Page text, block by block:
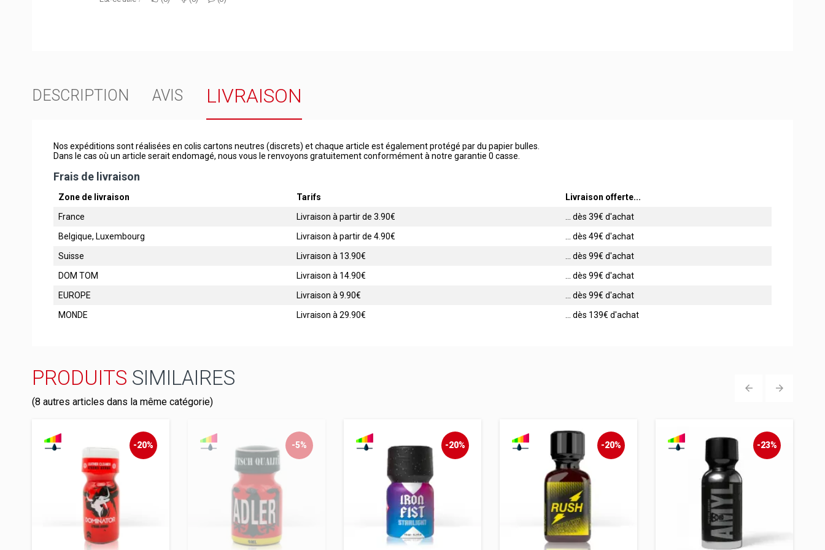
DESCRIPTION AVIS LIVRAISON
Nos expéditions sont réalisées en colis cartons neutres (discrets) et chaque article est également protégé par du papier bulles.
Dans le cas où un article serait endomagé, nous vous le renvoyons gratuitement conformément à notre garantie 0 casse.
Frais de livraison
Zone de livraison Tarifs
Livraison offerte...
France
Livraison à partir de 3.90€
... dès 39€ d'achat
Belgique, Luxembourg
Livraison à partir de 4.90€
... dès 49€ d'achat
Suisse
Livraison à 13.90€
... dès 99€ d'achat
DOM TOM
Livraison à 14.90€
... dès 99€ d'achat
EUROPE
Livraison à 9.90€
... dès 99€ d'achat
MONDE
Livraison à 29.90€ ... dès 139€ d'achat
PRODUITS SIMILAIRES
(8 autres articles dans la même catégorie)
-20% -5% -20% -20% -23%